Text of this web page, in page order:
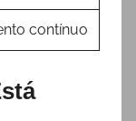
contínuo